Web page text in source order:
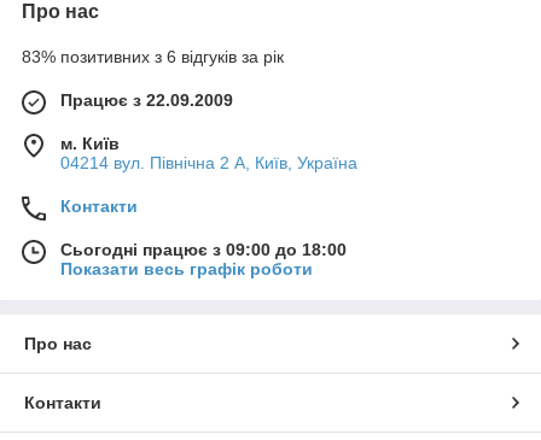
Про нас
83% позитивних з 6 відгуків за рік
Працює з 22.09.2009
м. Київ
04214 вул. Північна 2 А, Київ, Україна
Контакти
Сьогодні працює з 09:00 до 18:00
Показати весь графік роботи
Про нас
Контакти